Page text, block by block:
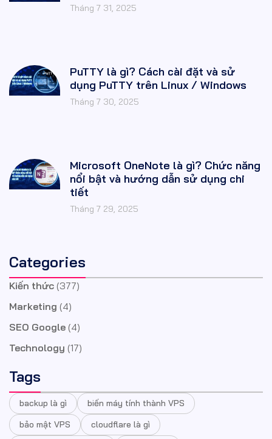
Tháng 7 31, 2025
PuTTY là gì? Cách cài đặt và sử
dụng PuTTY trên Linux / Windows
Tháng 7 30, 2025
Microsoft OneNote là gì? Chức năng
nổi bật và hướng dẫn sử dụng chi
tiết
Tháng 7 29, 2025
Categories
Kiến thức (377)
Marketing (4)
SEO Google (4)
Technology (17)
Tags
backup là gì
biến máy tính thành VPS
bảo mật VPS
cloudflare là gì